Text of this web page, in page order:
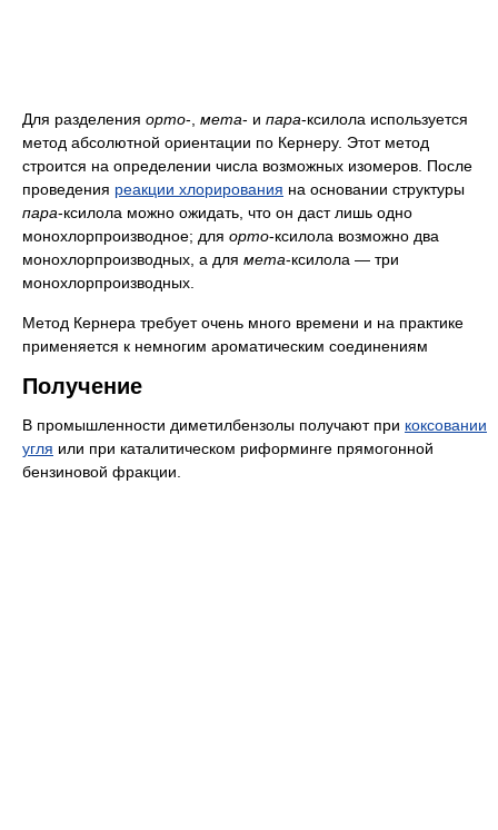
Для разделения орто-, мета- и пара-ксилола используется
метод абсолютной ориентации по Кернеру. Этот метод
строится на определении числа возможных изомеров. После
проведения реакции хлорирования на основании структуры
пара-ксилола можно ожидать, что он даст лишь одно
монохлорпроизводное; для орто-ксилола возможно два
монохлорпроизводных, а для мета-ксилола — три
монохлорпроизводных.
Метод Кернера требует очень много времени и на практике
применяется к немногим ароматическим соединениям
Получение
В промышленности диметилбензолы получают при коксовании
угля или при каталитическом риформинге прямогонной
бензиновой фракции.